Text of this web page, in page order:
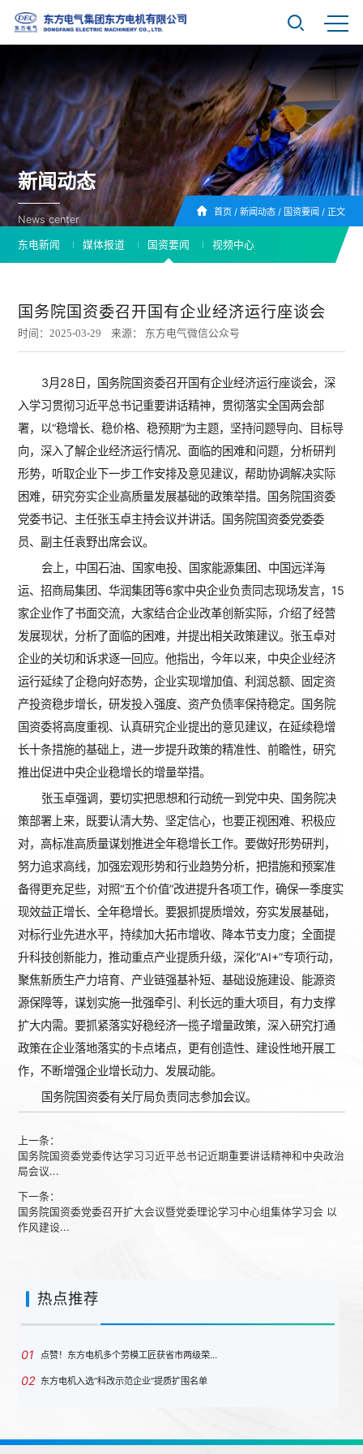
新闻动态
News center
首页/ 新闻动态/ 国资要闻 / 正文
东电新闻 媒体报道 国资要闻 视频中心
国务院国资委召开国有企业经济运行座谈会
时间：2025-03-29 来源： 东方电气微信公众号
3月28日，国务院国资委召开国有企业经济运行座谈会，深
入学习贯彻习近平总书记重要讲话精神，贯彻落实全国两会部
署，以“稳增长、稳价格、稳预期”为主题，坚持问题导向、目标导
向，深入了解企业经济运行情况、面临的困难和问题，分析研判
形势，听取企业下一步工作安排及意见建议，帮助协调解决实际
困难，研究夯实企业高质量发展基础的政策举措。国务院国资委
党委书记、主任张玉卓主持会议并讲话。国务院国资委党委委
员、副主任袁野出席会议。
会上，中国石油、国家电投、国家能源集团、中国远洋海
运、招商局集团、华润集团等6家中央企业负责同志现场发言，15
家企业作了书面交流，大家结合企业改革创新实际，介绍了经营
发展现状，分析了面临的困难，并提出相关政策建议。张玉卓对
企业的关切和诉求逐一回应。他指出，今年以来，中央企业经济
运行延续了企稳向好态势，企业实现增加值、利润总额、固定资
产投资稳步增长，研发投入强度、资产负债率保持稳定。国务院
国资委将高度重视、认真研究企业提出的意见建议，在延续稳增
长十条措施的基础上，进一步提升政策的精准性、前瞻性，研究
推出促进中央企业稳增长的增量举措。
张玉卓强调，要切实把思想和行动统一到党中央、国务院决
策部署上来，既要认清大势、坚定信心，也要正视困难、积极应
对，高标准高质量谋划推进全年稳增长工作。要做好形势研判，
努力追求高线，加强宏观形势和行业趋势分析，把措施和预案准
备得更充足些，对照“五个价值”改进提升各项工作，确保一季度实
现效益正增长、全年稳增长。要狠抓提质增效，夯实发展基础，
对标行业先进水平，持续加大拓市增收、降本节支力度；全面提
升科技创新能力，推动重点产业提质升级，深化“AI+”专项行动，
聚焦新质生产力培育、产业链强基补短、基础设施建设、能源资
源保障等，谋划实施一批强牵引、利长远的重大项目，有力支撑
扩大内需。要抓紧落实好稳经济一揽子增量政策，深入研究打通
政策在企业落地落实的卡点堵点，更有创造性、建设性地开展工
作，不断增强企业增长动力、发展动能。
国务院国资委有关厅局负责同志参加会议。
上一条：
国务院国资委党委传达学习习近平总书记近期重要讲话精神和中央政治
局会议...
下一条：
国务院国资委党委召开扩大会议暨党委理论学习中心组集体学习会 以
作风建设...
热点推荐
01 点赞！东方电机多个劳模工匠获省市两级荣…
02 东方电机入选“科改示范企业”提质扩围名单